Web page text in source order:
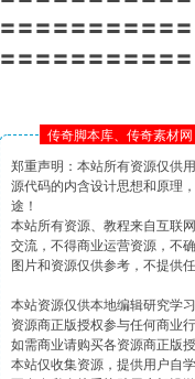
〓〓〓〓〓〓〓〓〓〓
〓〓〓〓〓〓〓〓〓〓
传奇脚本库、传奇素材
郑重声明：本站所有资源仅供
源代码的内含设计思想和原理
途！
本站所有资源、教程来自互联
交流，不得商业运营资源，不
图片和资源仅供参考，不提供
本站资源仅供本地编辑研究学
资源商正版授权参与任何商业
如需商业请购买各资源商正版
本站仅收集资源，提供用户自